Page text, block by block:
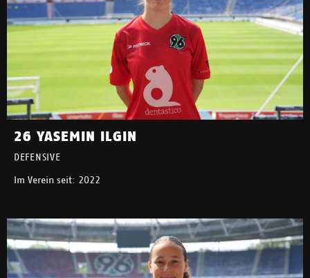
26 YASEMIN ILGIN
DEFENSIVE
Im Verein seit: 2022